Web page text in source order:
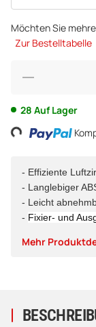
Möchten Sie
Zur Bestelltabelle
28 Auf Lager
- Effiziente
- Langlebiger
- Leicht
- Fixier- und
Mehr